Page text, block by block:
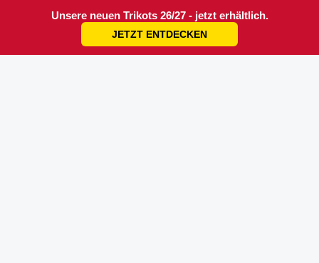
Unsere neuen Trikots 26/27 - jetzt erhältlich.
JETZT ENTDECKEN